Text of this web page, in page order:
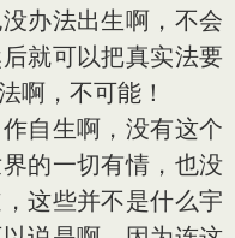
办法出生啊，不会
就可以把真实法要
啊，不可能！
自生啊，没有这个
的一切有情，也没
这些并不是什么宇